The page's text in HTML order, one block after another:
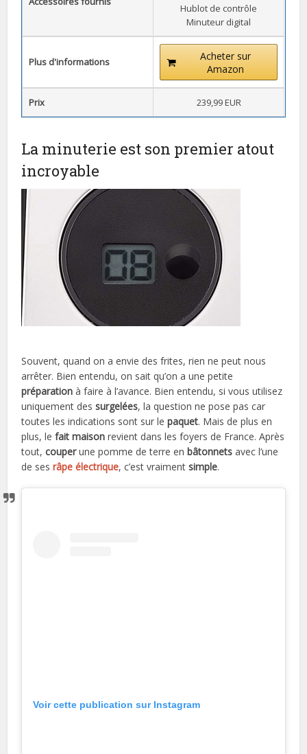
Hublot de contrôle
Minuteur digital
Plus d'informations
Acheter sur
Amazon
Prix 239,99 EUR
La minuterie est son premier atout
incroyable
Souvent, quand on a envie des frites, rien ne peut nous
arrêter. Bien entendu, on sait qu’on a une petite
préparation à faire à l’avance. Bien entendu, si vous utilisez
uniquement dessurgelées, la question ne pose pas car
toutes les indications sont sur lepaquet. Mais de plus en
plus, le fait maison revient dans les foyers de France. Après
tout,couperune pomme de terre en bâtonnets avec l’une
de sesrâpe électrique, c’est vraimentsimple.
Voir cette publication sur Instagram